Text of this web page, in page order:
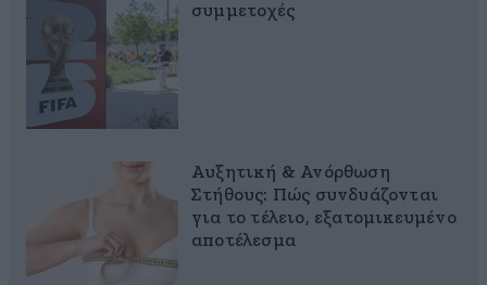
συμμετοχές
Αυξητική & Ανόρθωση
Στήθους: Πώς συνδυάζονται
για το τέλειο, εξατομικευμένο
αποτέλεσμα